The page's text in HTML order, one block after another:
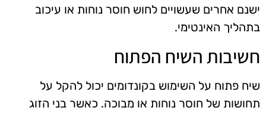
ישנם אחרים שעשויים לחוש חוסר נוחות או עיכוב
בתהליך האינטימי.
חשיבות השיח הפתוח
שיח פתוח על השימוש בקונדומים יכול להקל על
תחושות של חוסר נוחות או מבוכה. כאשר בני הזוג